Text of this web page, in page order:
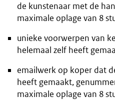
de kunstenaar met de
maximale oplage van 8
unieke voorwerpen van
helemaal zelf heeft
emailwerk op koper dat
heeft gemaakt,
maximale oplage van 8